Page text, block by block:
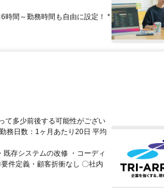
6時間～勤務時間も自由に設定！ *
て多少前後する可能性がござい
務日数：1ヶ月あたり20日 平均
存システムの改修 ・コーディ
件定義・顧客折衝なし 〇社内